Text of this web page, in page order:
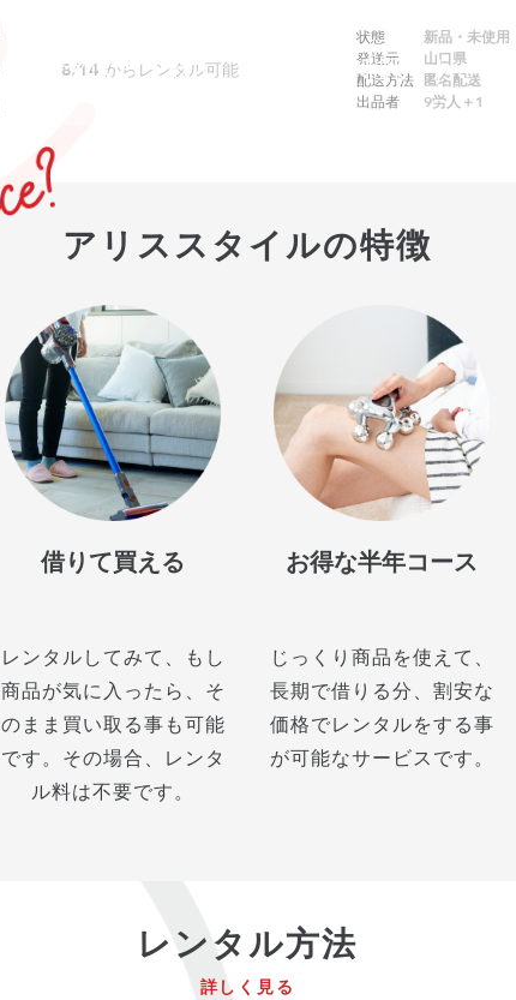
は予約できません。アプリをご利用ください
8/14 からレンタル可能
状態
発送元
配送方法
出品者
新品・未使用
山口県
匿名配送
9労人＋1
アリススタイルの特徴
借りて買える
レンタルしてみて、もし
商品が気に入ったら、そ
のまま買い取る事も可能
です。その場合、レンタ
ル料は不要です。
お得な半年コース
じっくり商品を使えて、
長期で借りる分、割安な
価格でレンタルをする事
が可能なサービスです。
レンタル方法
詳しく見る